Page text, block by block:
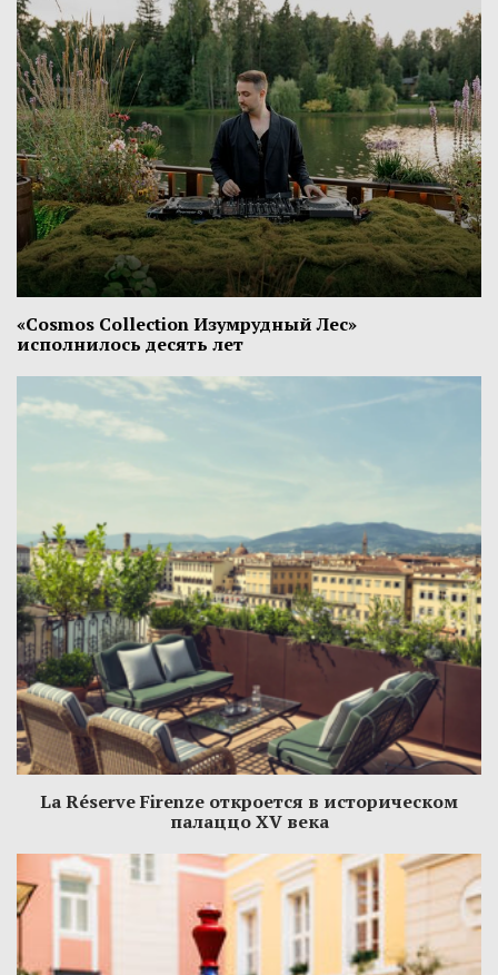
«Cosmos Collection Изумрудный Лес»
исполнилось десять лет
La Réserve Firenze откроется в историческом
палаццо XV века